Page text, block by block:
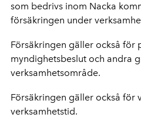
som bedrivs inom Nacka
försäkringen under
Försäkringen gäller också för
myndighetsbeslut och andra
verksamhetsområde.
Försäkringen gäller också för
verksamhetstid.